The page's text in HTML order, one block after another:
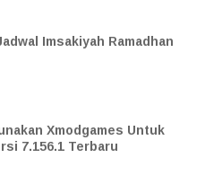
Imsakiyah Ramadhan
Xmodgames Untuk
7.156.1 Terbaru